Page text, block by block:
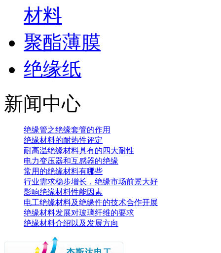
材料
聚酯薄膜
绝缘纸
新闻中心
绝缘管之绝缘套管的作用
绝缘材料的耐热性评定
耐高温绝缘材料具有的四大耐性
电力变压器和互感器的绝缘
常用的绝缘材料有哪些
行业需求稳步增长，绝缘市场前景大好
影响绝缘材料性能因素
电工绝缘材料及绝缘件的技术合作开展
绝缘材料发展对玻璃纤维的要求
绝缘材料介绍以及发展方向